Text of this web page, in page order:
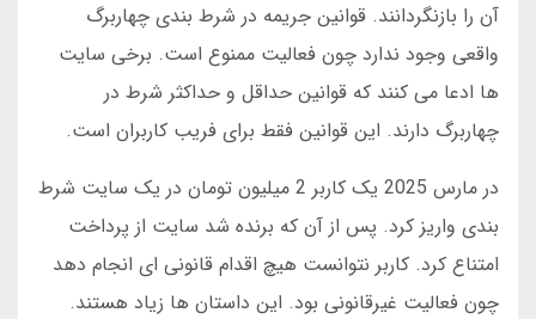
آن را بازنگردانند. قوانین جریمه در شرط بندی چهاربرگ
واقعی وجود ندارد چون فعالیت ممنوع است. برخی سایت
ها ادعا می کنند که قوانین حداقل و حداکثر شرط در
چهاربرگ دارند. این قوانین فقط برای فریب کاربران است.
در مارس 2025 یک کاربر 2 میلیون تومان در یک سایت شرط
بندی واریز کرد. پس از آن که برنده شد سایت از پرداخت
امتناع کرد. کاربر نتوانست هیچ اقدام قانونی ای انجام دهد
چون فعالیت غیرقانونی بود. این داستان ها زیاد هستند.